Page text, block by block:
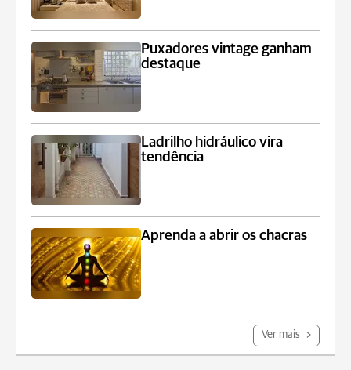
Puxadores vintage ganham
destaque
Ladrilho hidráulico vira
tendência
Aprenda a abrir os chacras
Ver mais